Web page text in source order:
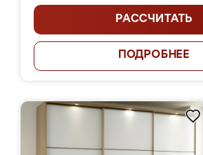
РАССЧИТАТЬ
ПОДРОБНЕЕ